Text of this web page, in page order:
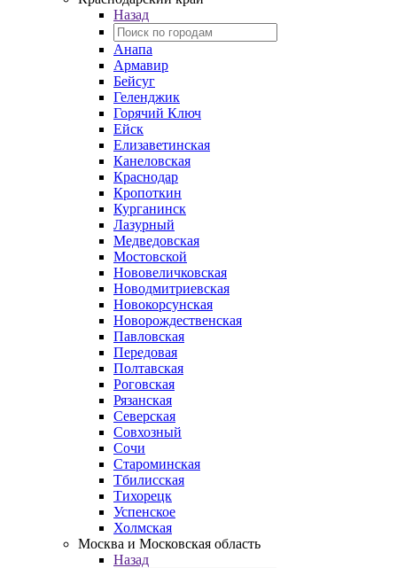
Назад
Анапа
Армавир
Бейсуг
Геленджик
Горячий Ключ
Ейск
Елизаветинская
Канеловская
Краснодар
Кропоткин
Курганинск
Лазурный
Медведовская
Мостовской
Нововеличковская
Новодмитриевская
Новокорсунская
Новорождественская
Павловская
Передовая
Полтавская
Роговская
Рязанская
Северская
Совхозный
Сочи
Староминская
Тбилисская
Тихорецк
Успенское
Холмская
Москва и Московская область
Назад